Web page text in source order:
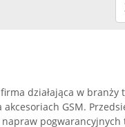
działająca w
GSM.
napraw